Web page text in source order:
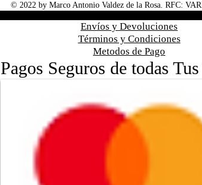
© 2022 by Marco Antonio Valdez de la Rosa. RFC:
Envíos y Devoluciones
Términos y Condiciones
Metodos de Pago
Pagos Seguros de todas